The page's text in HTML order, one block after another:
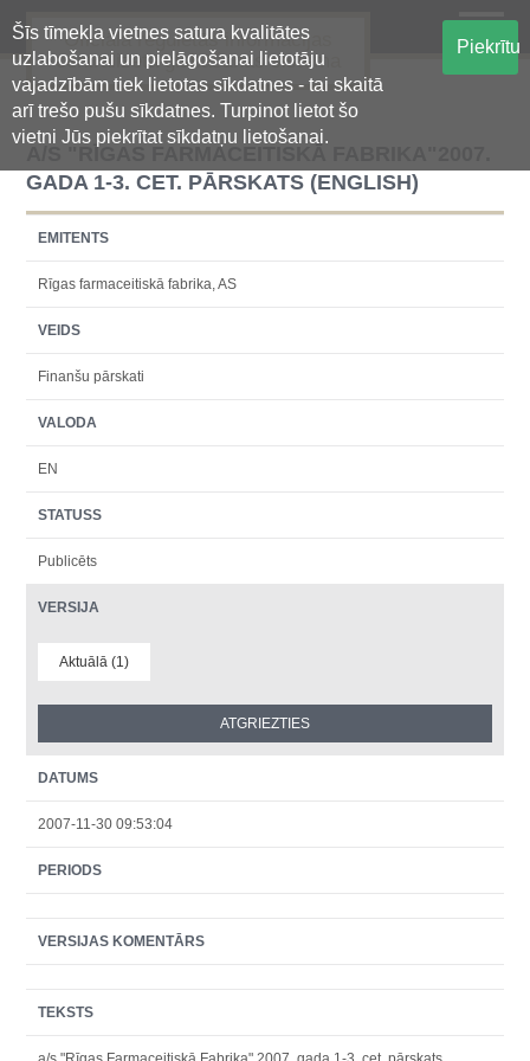
Šīs tīmekļa vietnes satura kvalitātes
uzlabošanai un pielāgošanai lietotāju
vajadzībām tiek lietotas sīkdatnes - tai skaitā
arī trešo pušu sīkdatnes. Turpinot lietot šo
vietni Jūs piekrītat sīkdatņu lietošanai.
Piekrītu
Oficiālā regulētās informācijas
centralizētā glabāšanas sistēma
A/S "RĪGAS FARMACEITISKĀ FABRIKA"2007.
GADA 1-3. CET. PĀRSKATS (ENGLISH)
EMITENTS
Rīgas farmaceitiskā fabrika, AS
VEIDS
Finanšu pārskati
VALODA
EN
STATUSS
Publicēts
VERSIJA
Aktuālā (1)
DATUMS
2007-11-30 09:53:04
PERIODS
VERSIJAS KOMENTĀRS
TEKSTS